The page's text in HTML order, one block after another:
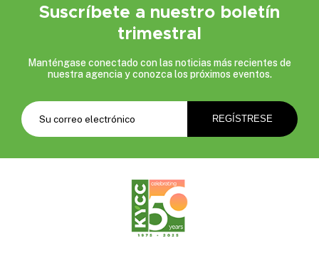
Suscríbete a nuestro boletín
trimestral
Manténgase conectado con las noticias más recientes de
nuestra agencia y conozca los próximos eventos.